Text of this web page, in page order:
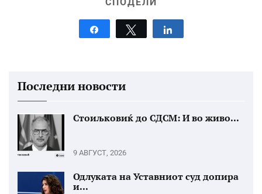
Tweet
Последни новости
Стоиљковиќ до СДСМ: И во живо...
9 АВГУСТ, 2026
Одлуката на Уставниот суд допира
и...